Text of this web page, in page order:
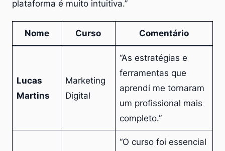
plataforma é muito intuitiva.”
Nome Curso Comentário
Lucas
Martins
Marketing
Digital
“As estratégias e
ferramentas que
aprendi me tornaram
um profissional mais
completo.”
“O curso foi essencial